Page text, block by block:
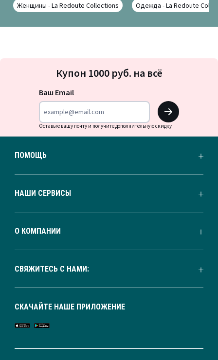
Женщины - La Redoute Collections Одежда - La Redoute
на
Купон 1000 руб. на всё
Ваш Email
OK
Оставьте вашу почту и получите дополнительную скидку
ПОМОЩЬ
НАШИ СЕРВИСЫ
О КОМПАНИИ
СВЯЖИТЕСЬ С НАМИ:
СКАЧАЙТЕ НАШЕ ПРИЛОЖЕНИЕ